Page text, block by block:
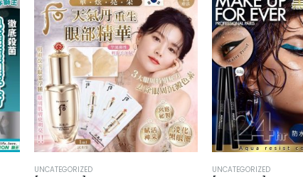
UNCATEGORIZED UNCATEGORIZED